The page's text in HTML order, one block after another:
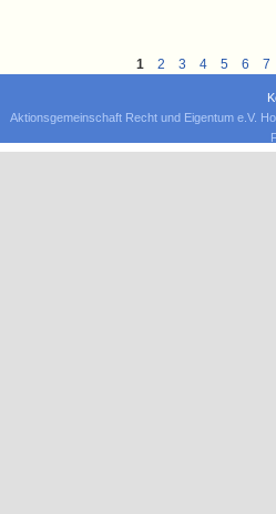
1 2 3 4 5 6 7
Aktionsgemeinschaft Recht und Eigentum e.V.